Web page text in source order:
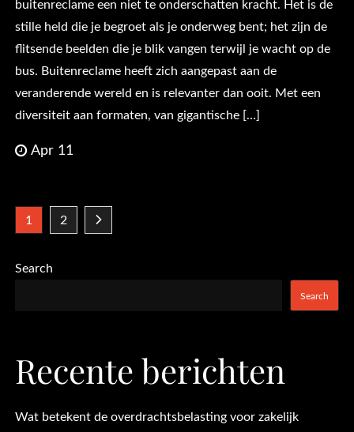
buitenreclame een niet te onderschatten kracht. Het is de
stille held die je begroet als je onderweg bent; het zijn de
flitsende beelden die je blik vangen terwijl je wacht op de
bus. Buitenreclame heeft zich aangepast aan de
veranderende wereld en is relevanter dan ooit. Met een
diversiteit aan formaten, van gigantische […]
Apr 11
Posts
pagination
1 2
Search
Search
Recente berichten
Wat betekent de overdrachtsbelasting voor zakelijk